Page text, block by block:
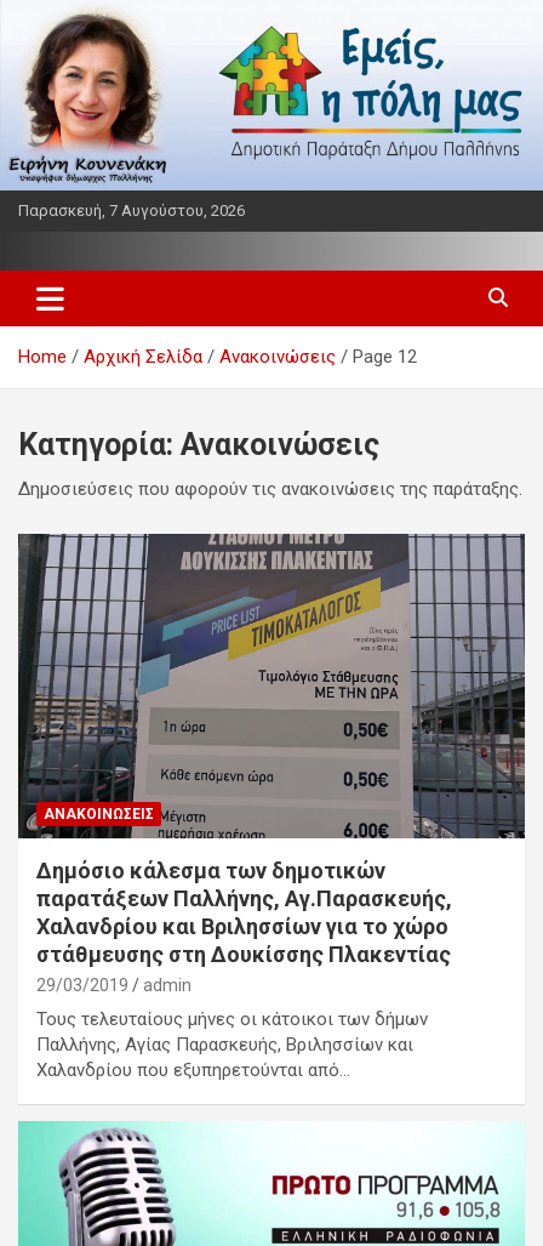
content
Παρασκευή, 7 Αυγούστου, 2026
Εμείς η πόλη μας
Home Αρχική Σελίδα Ανακοινώσεις Page 12
Κατηγορία: Ανακοινώσεις
Δημοσιεύσεις που αφορούν τις ανακοινώσεις της παράταξης.
ΑΝΑΚΟΙΝΏΣΕΙΣ
Δημόσιο κάλεσμα των δημοτικών
παρατάξεων Παλλήνης, Αγ.Παρασκευής,
Χαλανδρίου και Βριλησσίων για το χώρο
στάθμευσης στη Δουκίσσης Πλακεντίας
29/03/2019 admin
Τους τελευταίους μήνες οι κάτοικοι των δήμων
Παλλήνης, Αγίας Παρασκευής, Βριλησσίων και
Χαλανδρίου που εξυπηρετούνται από…